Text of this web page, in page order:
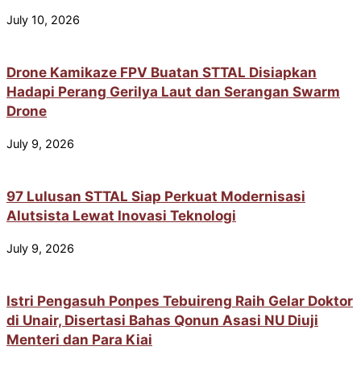
July 10, 2026
Drone Kamikaze FPV Buatan STTAL Disiapkan
Hadapi Perang Gerilya Laut dan Serangan Swarm
Drone
July 9, 2026
97 Lulusan STTAL Siap Perkuat Modernisasi
Alutsista Lewat Inovasi Teknologi
July 9, 2026
Istri Pengasuh Ponpes Tebuireng Raih Gelar Doktor
di Unair, Disertasi Bahas Qonun Asasi NU Diuji
Menteri dan Para Kiai